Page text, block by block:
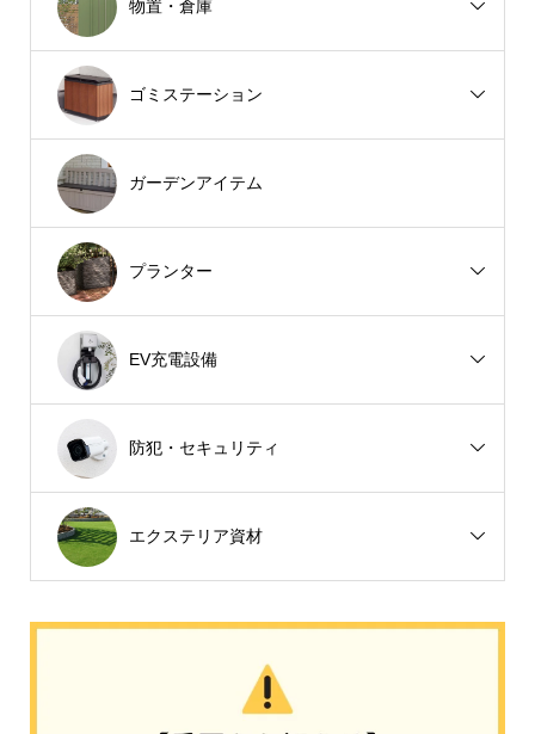
物置・倉庫
ゴミステーション
ガーデンアイテム
プランター
EV充電設備
防犯・セキュリティ
エクステリア資材